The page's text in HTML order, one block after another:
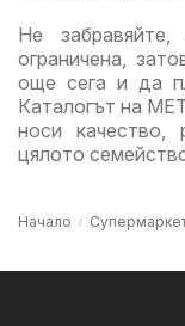
Не
ограничена,
още сега и да
Каталогът на
носи качество,
цялото
Начало